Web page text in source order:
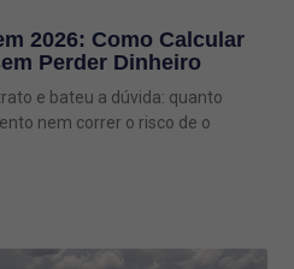
2026: Como Calcular
Perder Dinheiro
e bateu a dúvida: quanto
nem correr o risco de o